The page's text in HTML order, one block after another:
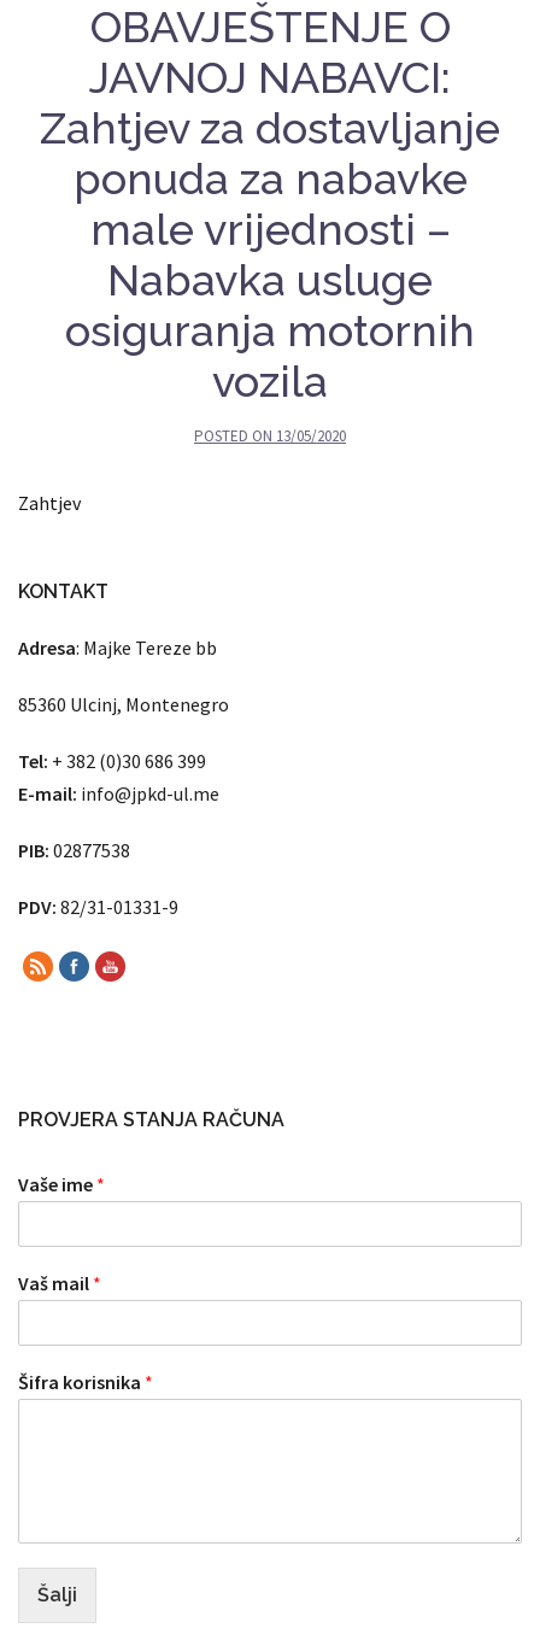
OBAVJEŠTENJE O
JAVNOJ NABAVCI:
Zahtjev za dostavljanje
ponuda za nabavke
male vrijednosti –
Nabavka usluge
osiguranja motornih
vozila
POSTED ON 13/05/2020
Zahtjev
KONTAKT
Adresa: Majke Tereze bb
85360 Ulcinj, Montenegro
Tel: + 382 (0)30 686 399
E-mail: info@jpkd-ul.me
PIB: 02877538
PDV: 82/31-01331-9
PROVJERA STANJA RAČUNA
Vaše ime *
Vaš mail *
Šifra korisnika *
Šalji